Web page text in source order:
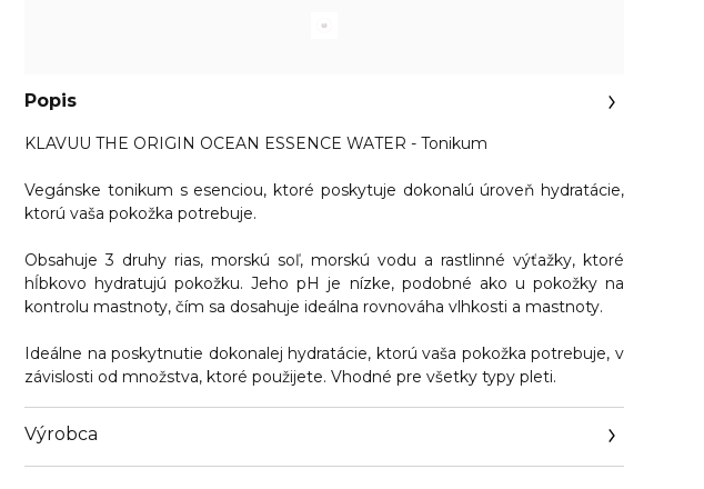
Popis
KLAVUU THE ORIGIN OCEAN ESSENCE WATER - Tonikum
Vegánske tonikum s esenciou, ktoré poskytuje dokonalú úroveň hydratácie,
ktorú vaša pokožka potrebuje.
Obsahuje 3 druhy rias, morskú soľ, morskú vodu a rastlinné výťažky, ktoré
hĺbkovo hydratujú pokožku. Jeho pH je nízke, podobné ako u pokožky na
kontrolu mastnoty, čím sa dosahuje ideálna rovnováha vlhkosti a mastnoty.
Ideálne na poskytnutie dokonalej hydratácie, ktorú vaša pokožka potrebuje, v
závislosti od množstva, ktoré použijete. Vhodné pre všetky typy pleti.
Výrobca